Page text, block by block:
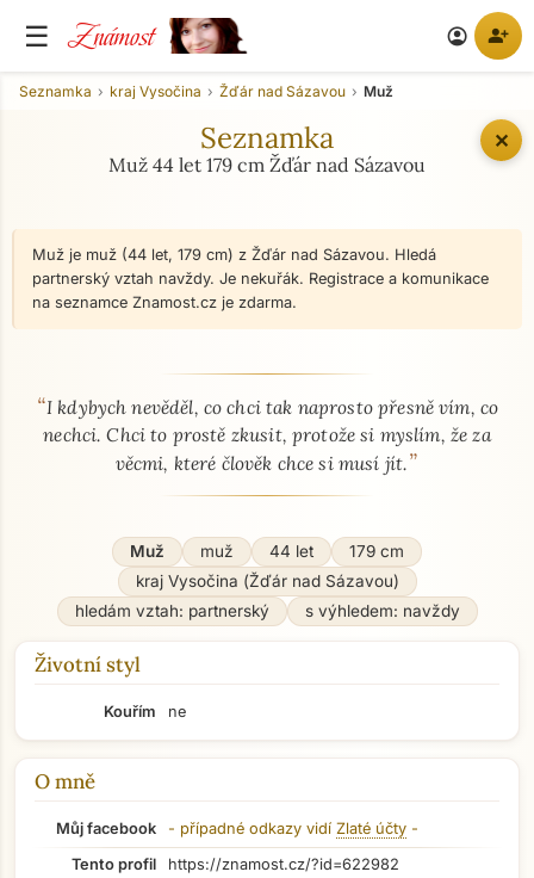
☰ Známost account_circle person_add
✕
Seznamka kraj Vysočina Žďár nad Sázavou Muž
Seznamka
Muž 44 let 179 cm Žďár nad Sázavou
Muž je muž (44 let, 179 cm) z Žďár nad Sázavou. Hledá
partnerský vztah navždy. Je nekuřák. Registrace a komunikace
na seznamce Znamost.cz je zdarma.
O mně - seznamka profil
“I kdybych nevěděl, co chci tak naprosto přesně vím, co
nechci. Chci to prostě zkusit, protože si myslím, že za
věcmi, které člověk chce si musí jít.”
Muž muž 44 let
179 cm
kraj Vysočina (Žďár nad Sázavou)
hledám vztah: partnerský
s výhledem: navždy
Životní styl
Kouřím ne
O mně
Můj facebook - případné odkazy vidí Zlaté účty -
Tento profil
https://znamost.cz/?id=622982